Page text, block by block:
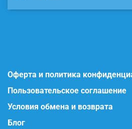
Оферта и политика
Пользовательское соглашение
Условия обмена и возврата
Блог